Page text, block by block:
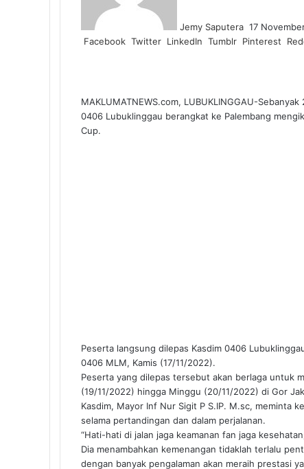
Jemy Saputera 17
Facebook Twitter LinkedIn Tumblr Pinterest
MAKLUMATNEWS.com, LUBUKLINGGAU-
0406 Lubuklinggau berangkat ke Palembang
Cup.
Peserta langsung dilepas Kasdim 0406
0406 MLM, Kamis (17/11/2022).
Peserta yang dilepas tersebut akan berlaga untuk
(19/11/2022) hingga Minggu (20/11/2022) di Gor
Kasdim, Mayor Inf Nur Sigit P S.IP. M.sc, meminta
selama pertandingan dan dalam perjalanan.
“Hati-hati di jalan jaga keamanan fan jaga
Dia menambahkan kemenangan tidaklah terlalu
dengan banyak pengalaman akan meraih prestasi